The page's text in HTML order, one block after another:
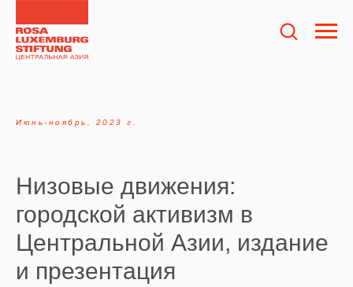
Июнь-ноябрь, 2023 г.
Низовые движения:
городской активизм в
Центральной Азии, издание
и презентация